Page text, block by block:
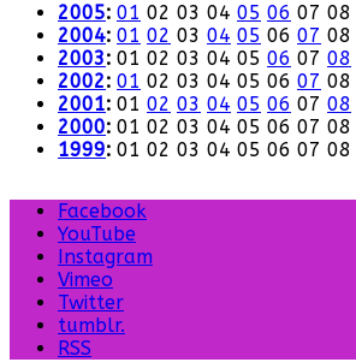
2005: 01 02 03 04 05 06 07 08
2004: 01 02 03 04 05 06 07 08
2003: 01 02 03 04 05 06 07 08
2002: 01 02 03 04 05 06 07 08
2001: 01 02 03 04 05 06 07 08
2000: 01 02 03 04 05 06 07 08
1999: 01 02 03 04 05 06 07 08
Facebook
YouTube
Instagram
Vimeo
Twitter
tumblr.
RSS